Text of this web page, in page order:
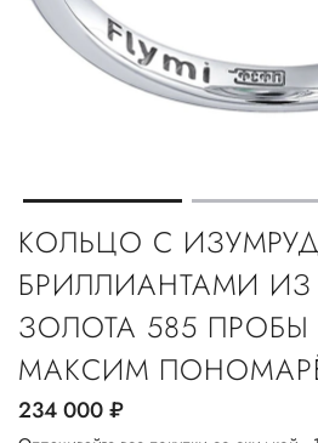
КОЛЬЦО С
БРИЛЛИАНТАМИ ИЗ
ЗОЛОТА 585 ПРОБЫ
МАКСИМ
234 000руб.